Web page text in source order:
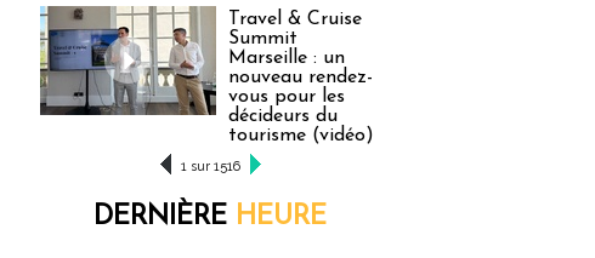
Travel & Cruise
Summit
Marseille : un
nouveau rendez-
vous pour les
décideurs du
tourisme (vidéo)
1 sur 1516
DERNIÈRE HEURE